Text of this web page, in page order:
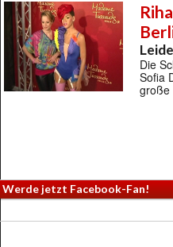
Die
Sofia
große
Werde jetzt Facebook-Fan!